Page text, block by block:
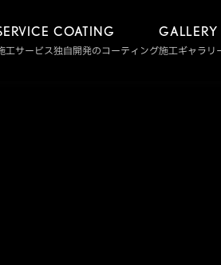
工サービス
COATING
独自開発のコーティング
GALLERY
施工ギャラリ